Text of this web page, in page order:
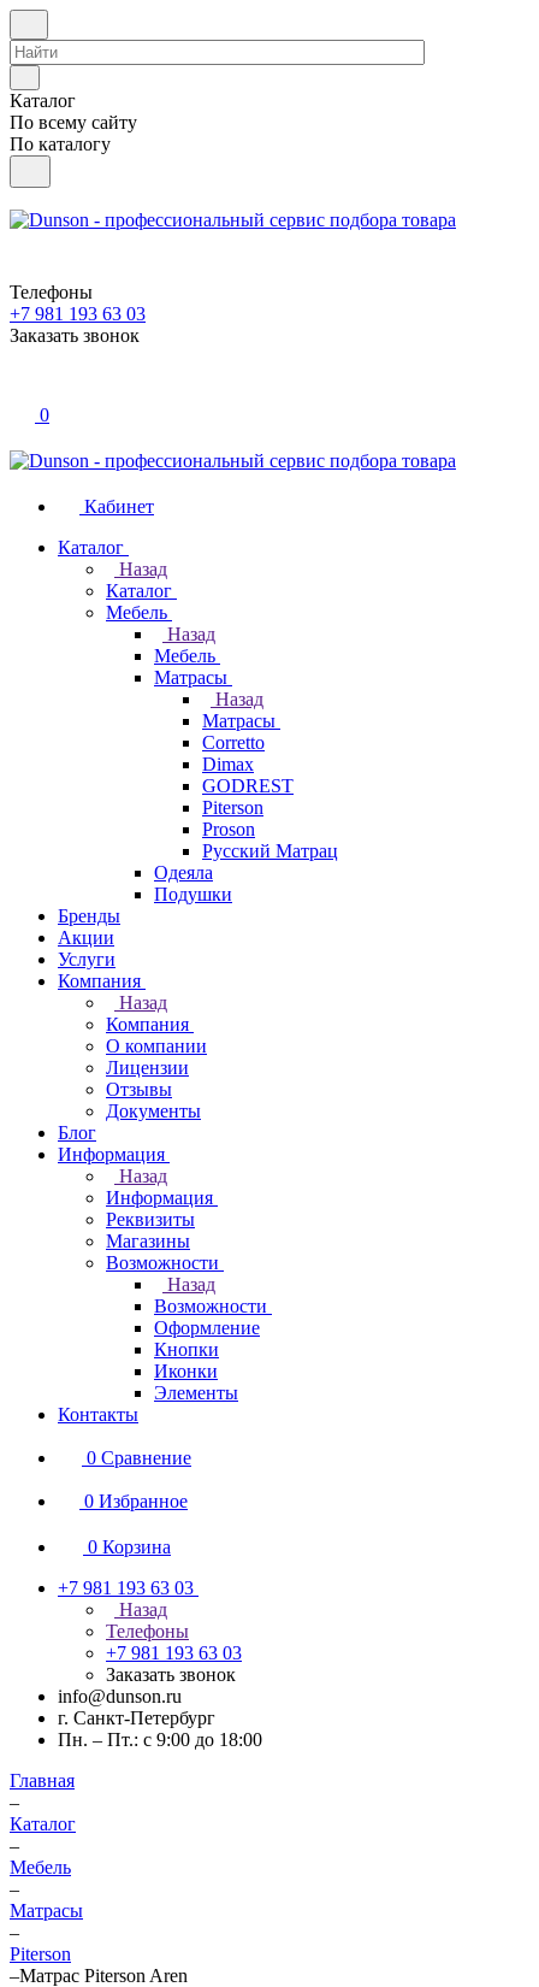
Каталог
По всему сайту
По каталогу
Телефоны
+7 981 193 63 03
Заказать звонок
0
Кабинет
Каталог
Назад
Каталог
Мебель
Назад
Мебель
Матрасы
Назад
Матрасы
Corretto
Dimax
GODREST
Piterson
Proson
Русский Матрац
Одеяла
Подушки
Бренды
Акции
Услуги
Компания
Назад
Компания
О компании
Лицензии
Отзывы
Документы
Блог
Информация
Назад
Информация
Реквизиты
Магазины
Возможности
Назад
Возможности
Оформление
Кнопки
Иконки
Элементы
Контакты
0 Сравнение
0 Избранное
0 Корзина
+7 981 193 63 03
Назад
Телефоны
+7 981 193 63 03
Заказать звонок
info@dunson.ru
г. Санкт-Петербург
Пн. – Пт.: с 9:00 до 18:00
Главная
–
Каталог
–
Мебель
–
Матрасы
–
Piterson
–Матрас Piterson Aren